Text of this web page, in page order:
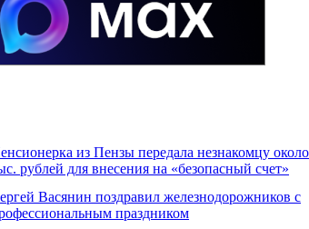
из Пензы передала незнакомцу
рублей для внесения на «безопасный счет»
Васянин поздравил железнодорожников с
праздником